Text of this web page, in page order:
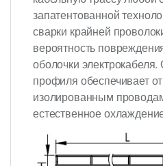
запатентованной
сварки крайней
вероятность
оболочки
профиля обеспечивает
изолированным
естественное